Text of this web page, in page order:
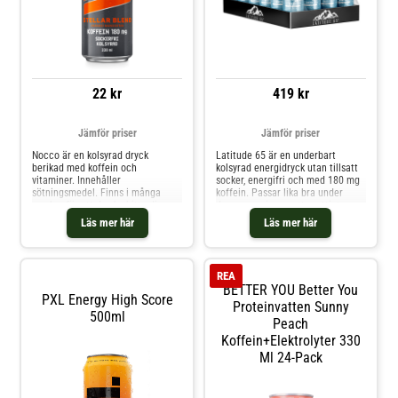
enda energikälla. Hur snabbt ger
U Gel energi?En
psykologisk/neurologisk
uppiggande effekt sker direkt i
munhålan, därefter tar det 5-
magen och nå tunntarmen där
upptaget av kolhydrater för vidare
börja känna av effekten.
22 kr
Läs mer här
Jämför priser
Nocco är en kolsyrad dryck
berikad med koffein och
vitaminer. Innehåller
sötningsmedel. Finns i många
smaker för att du ska hitta din
favorit! Just denna kommer med
smak av ananas och mangostan.
419 kr
Läs mer här
Jämför priser
Latitude 65 är en underbart
kolsyrad energidryck utan tillsatt
socker, energifri och med 180 mg
koffein. Passar lika bra under
dagen som innan ett svettigt
träningspass. Med underbara
nordiska smaker.
PXL Energy High Score
500ml
BETTER YOU Better You
Proteinvatten Sunny
Peach
Koffein+Elektrolyter 330
Ml 24-Pack
REA